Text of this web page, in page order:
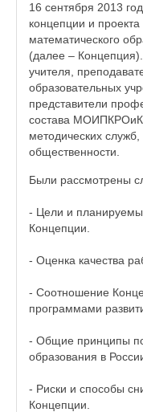
16 сентября 2013
концепции и
математического
(далее –
учителя,
образовательных
представители
состава
методических
общественности.
Были рассмотрены
- Цели и
Концепции.
- Оценка качества
- Соотношение
программами
- Общие принципы
образования в
- Риски и способы
Концепции.